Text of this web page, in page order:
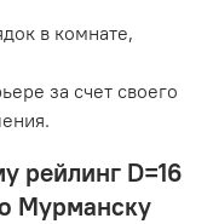
в комнате,
за счет своего
рейлинг D=16
Мурманску